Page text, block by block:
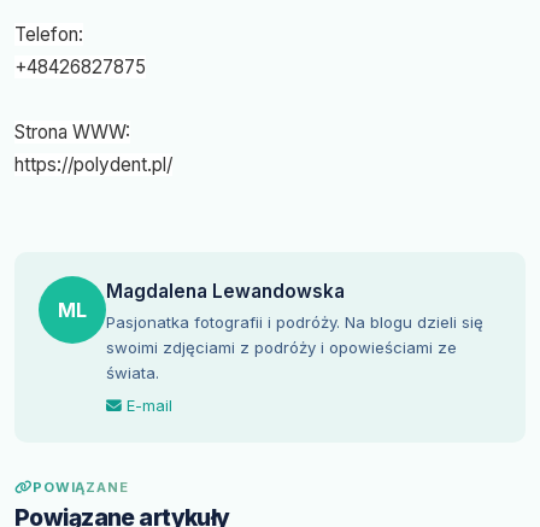
Telefon:
+48426827875
Strona WWW:
https://polydent.pl/
ML
Magdalena Lewandowska
Pasjonatka fotografii i podróży. Na blogu dzieli się
swoimi zdjęciami z podróży i opowieściami ze
świata.
E-mail
POWIĄZANE
Powiązane artykuły